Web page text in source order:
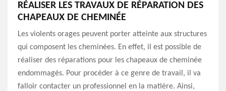
RÉALISER LES TRAVAUX DE RÉPARATION DES
CHAPEAUX DE CHEMINÉE
Les violents orages peuvent porter atteinte aux structures
qui composent les cheminées. En effet, il est possible de
réaliser des réparations pour les chapeaux de cheminée
endommagés. Pour procéder à ce genre de travail, il va
falloir contacter un professionnel en la matière. Ainsi,